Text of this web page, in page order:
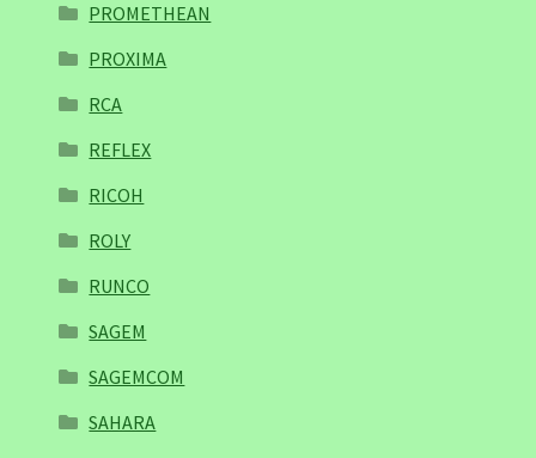
PROMETHEAN
PROXIMA
RCA
REFLEX
RICOH
ROLY
RUNCO
SAGEM
SAGEMCOM
SAHARA